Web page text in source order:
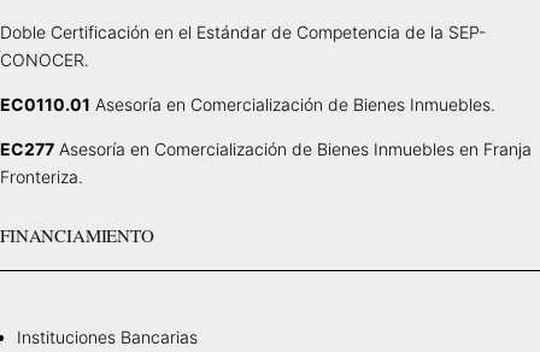
Doble Certificación en el Estándar de Competencia de la SEP-
CONOCER.
EC0110.01 Asesoría en Comercialización de Bienes Inmuebles.
EC277 Asesoría en Comercialización de Bienes Inmuebles en Franja
Fronteriza.
FINANCIAMIENTO
Instituciones Bancarias